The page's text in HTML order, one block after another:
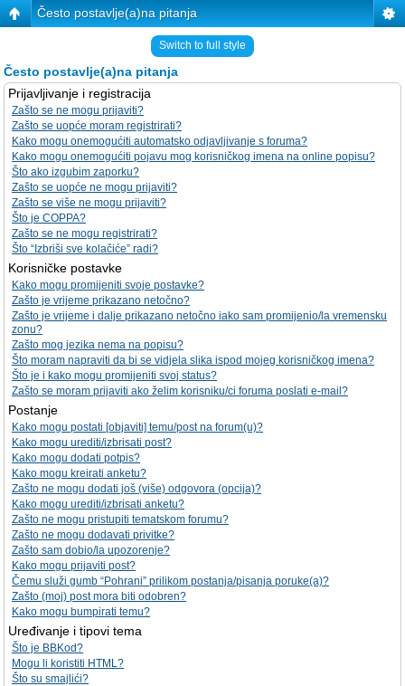
Često postavlje(a)na pitanja
Switch to full style
Često postavlje(a)na pitanja
Prijavljivanje i registracija
Zašto se ne mogu prijaviti?
Zašto se uopće moram registrirati?
Kako mogu onemogućiti automatsko odjavljivanje s foruma?
Kako mogu onemogućiti pojavu mog korisničkog imena na online popisu?
Što ako izgubim zaporku?
Zašto se uopće ne mogu prijaviti?
Zašto se više ne mogu prijaviti?
Što je COPPA?
Zašto se ne mogu registrirati?
Što “Izbriši sve kolačiće” radi?
Korisničke postavke
Kako mogu promijeniti svoje postavke?
Zašto je vrijeme prikazano netočno?
Zašto je vrijeme i dalje prikazano netočno iako sam promijenio/la vremensku
zonu?
Zašto mog jezika nema na popisu?
Što moram napraviti da bi se vidjela slika ispod mojeg korisničkog imena?
Što je i kako mogu promijeniti svoj status?
Zašto se moram prijaviti ako želim korisniku/ci foruma poslati e-mail?
Postanje
Kako mogu postati [objaviti] temu/post na forum(u)?
Kako mogu urediti/izbrisati post?
Kako mogu dodati potpis?
Kako mogu kreirati anketu?
Zašto ne mogu dodati još (više) odgovora (opcija)?
Kako mogu urediti/izbrisati anketu?
Zašto ne mogu pristupiti tematskom forumu?
Zašto ne mogu dodavati privitke?
Zašto sam dobio/la upozorenje?
Kako mogu prijaviti post?
Čemu služi gumb “Pohrani” prilikom postanja/pisanja poruke(a)?
Zašto (moj) post mora biti odobren?
Kako mogu bumpirati temu?
Uređivanje i tipovi tema
Što je BBKod?
Mogu li koristiti HTML?
Što su smajlići?